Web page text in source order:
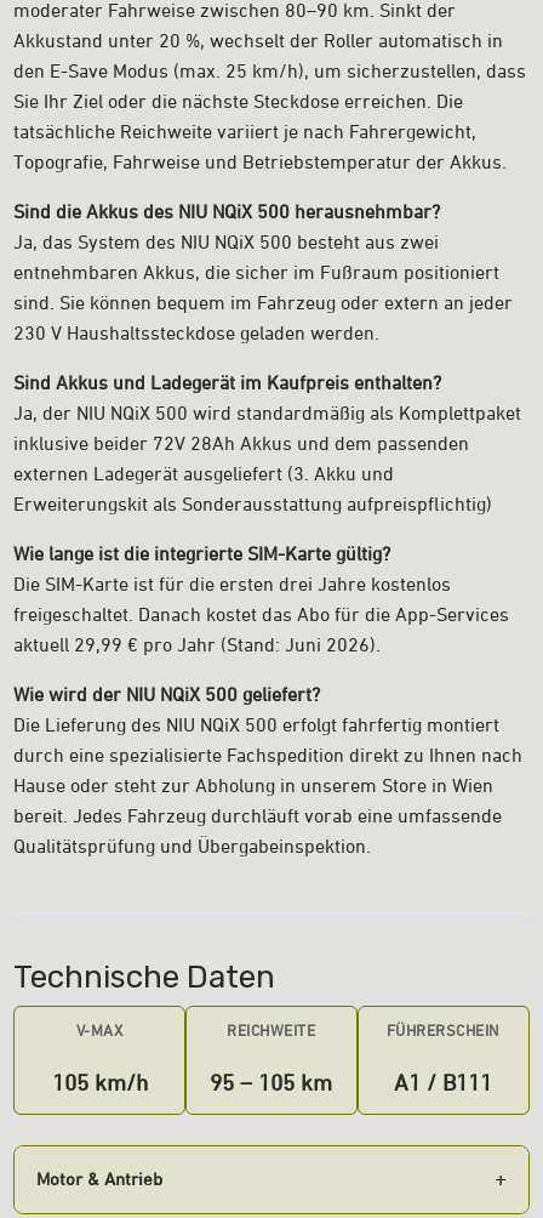
moderater Fahrweise zwischen 80–90 km. Sinkt der
Akkustand unter 20 %, wechselt der Roller automatisch in
den E-Save Modus (max. 25 km/h), um sicherzustellen, dass
Sie Ihr Ziel oder die nächste Steckdose erreichen. Die
tatsächliche Reichweite variiert je nach Fahrergewicht,
Topografie, Fahrweise und Betriebstemperatur der Akkus.
Sind die Akkus des NIU NQiX 500 herausnehmbar?
Ja, das System des NIU NQiX 500 besteht aus zwei
entnehmbaren Akkus, die sicher im Fußraum positioniert
sind. Sie können bequem im Fahrzeug oder extern an jeder
230 V Haushaltssteckdose geladen werden.
Sind Akkus und Ladegerät im Kaufpreis enthalten?
Ja, der NIU NQiX 500 wird standardmäßig als Komplettpaket
inklusive beider 72V 28Ah Akkus und dem passenden
externen Ladegerät ausgeliefert (3. Akku und
Erweiterungskit als Sonderausstattung aufpreispflichtig)
Wie lange ist die integrierte SIM-Karte gültig?
Die SIM-Karte ist für die ersten drei Jahre kostenlos
freigeschaltet. Danach kostet das Abo für die App-Services
aktuell 29,99 € pro Jahr (Stand: Juni 2026).
Wie wird der NIU NQiX 500 geliefert?
Die Lieferung des NIU NQiX 500 erfolgt fahrfertig montiert
durch eine spezialisierte Fachspedition direkt zu Ihnen nach
Hause oder steht zur Abholung in unserem Store in Wien
bereit. Jedes Fahrzeug durchläuft vorab eine umfassende
Qualitätsprüfung und Übergabeinspektion.
Technische Daten
V-MAX
105 km/h
REICHWEITE
95 – 105 km
FÜHRERSCHEIN
A1 / B111
Motor & Antrieb